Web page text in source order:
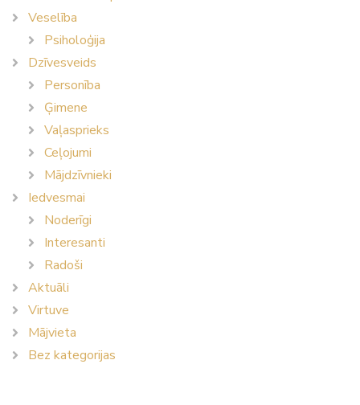
Veselība
Psiholoģija
Dzīvesveids
Personība
Ģimene
Vaļasprieks
Ceļojumi
Mājdzīvnieki
Iedvesmai
Noderīgi
Interesanti
Radoši
Aktuāli
Virtuve
Mājvieta
Bez kategorijas